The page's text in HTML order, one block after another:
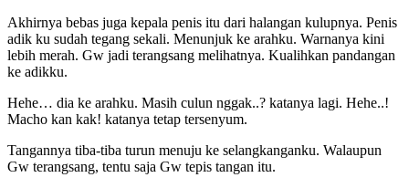
Akhirnya bebas juga kepala penis itu dari halangan kulupnya. Penis
adik ku sudah tegang sekali. Menunjuk ke arahku. Warnanya kini
lebih merah. Gw jadi terangsang melihatnya. Kualihkan pandangan
ke adikku.
Hehe… dia ke arahku. Masih culun nggak..? katanya lagi. Hehe..!
Macho kan kak! katanya tetap tersenyum.
Tangannya tiba-tiba turun menuju ke selangkanganku. Walaupun
Gw terangsang, tentu saja Gw tepis tangan itu.